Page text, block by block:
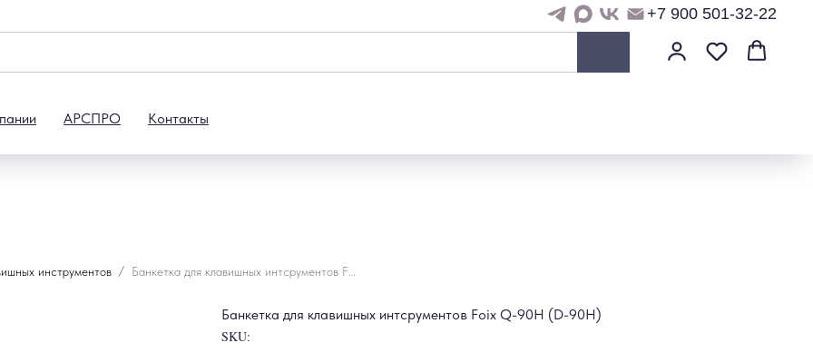
АРСПРО Контакты
+7 900 501-32-22
инструментов
Банкетка для клавишных интсрументов Foix Q-90H (D-90H)
SKU: